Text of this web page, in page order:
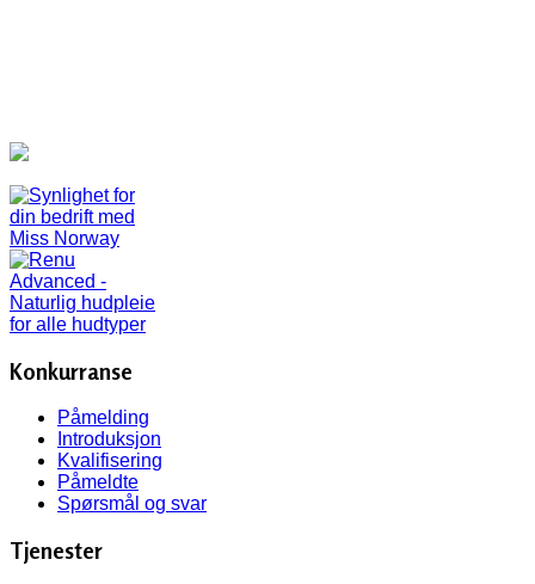
Konkurranse
Påmelding
Introduksjon
Kvalifisering
Påmeldte
Spørsmål og svar
Tjenester